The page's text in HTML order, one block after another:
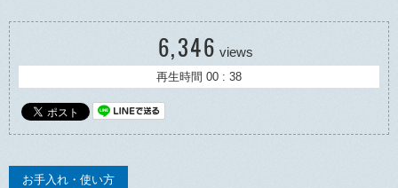
6,346 views
再生時間 00 : 38
お手入れ・使い方